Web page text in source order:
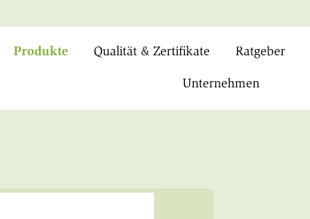
Produkte Qualität & Zertifikate Ratgeber
Unternehmen